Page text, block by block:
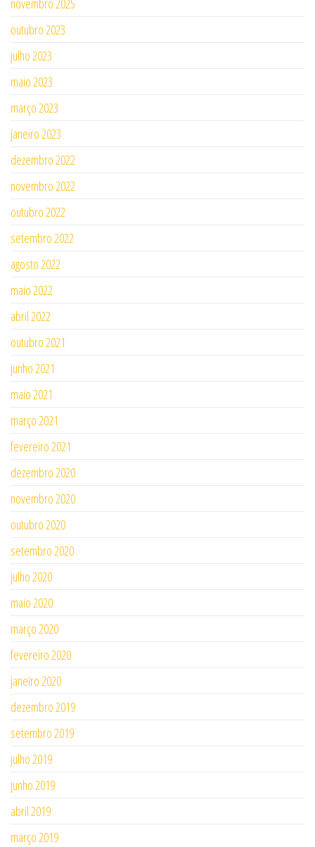
novembro 2025
outubro 2023
julho 2023
maio 2023
março 2023
janeiro 2023
dezembro 2022
novembro 2022
outubro 2022
setembro 2022
agosto 2022
maio 2022
abril 2022
outubro 2021
junho 2021
maio 2021
março 2021
fevereiro 2021
dezembro 2020
novembro 2020
outubro 2020
setembro 2020
julho 2020
maio 2020
março 2020
fevereiro 2020
janeiro 2020
dezembro 2019
setembro 2019
julho 2019
junho 2019
abril 2019
março 2019